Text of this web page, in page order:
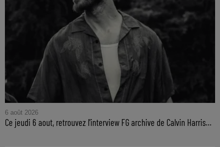
6 août 2026
Ce jeudi 6 aout, retrouvez l'interview FG archive de Calvin Harris...